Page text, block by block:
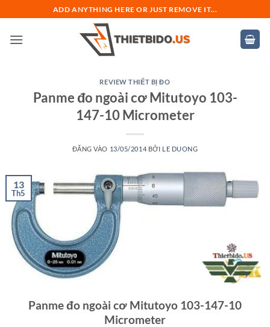
qua
nội
ADD ANYTHING HERE OR JUST REMOVE IT...
REVIEW THIẾT BỊ ĐO
Panme đo ngoài cơ Mitutoyo 103-
147-10 Micrometer
ĐĂNG VÀO 13/05/2014 BỞI LE DUONG
13
Th5
Panme đo ngoài cơ Mitutoyo 103-147-10
Micrometer